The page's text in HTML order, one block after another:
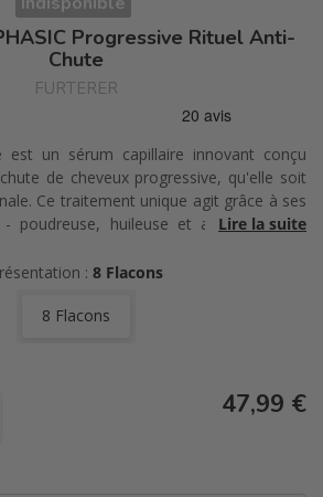
Progressive Rituel Anti-
Chute
FURTERER
est un sérum capillaire innovant conçu
de cheveux progressive, qu'elle soit
Ce traitement unique agit grâce à ses
poudreuse, huileuse et aqueuse - qui
la chute des cheveux. Enrichi en actifs
réglisse, ce sérum améliore la micro-
mois de traitement, il garantit une
de la densité capillaire, avec des
clairsemés. Offrez à votre chevelure
vitalité avec Triphasic Progressive.
Lire la suite
: 8 Flacons
8 Flacons
47,99 €